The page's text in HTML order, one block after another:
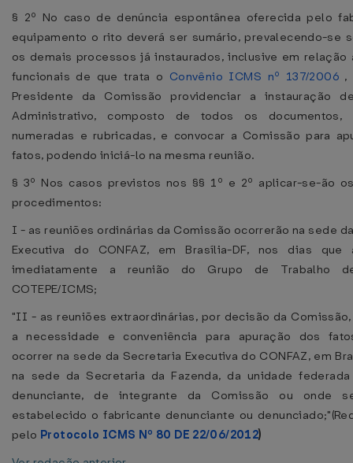
§ 2º No caso de denúncia espontânea oferecida pelo
equipamento o rito deverá ser sumário, prevalecendo-se
os demais processos já instaurados, inclusive em relação
funcionais de que trata o Convênio ICMS nº 137/2006,
Presidente da Comissão providenciar a instauração
Administrativo, composto de todos os documentos,
numeradas e rubricadas, e convocar a Comissão para
fatos, podendo iniciá-lo na mesma reunião.
§ 3º Nos casos previstos nos §§ 1º e 2º aplicar-se-ão
procedimentos:
I - as reuniões ordinárias da Comissão ocorrerão na sede
Executiva do CONFAZ, em Brasília-DF, nos dias que
imediatamente a reunião do Grupo de Trabalho
COTEPE/ICMS;
"II - as reuniões extraordinárias, por decisão da
a necessidade e conveniência para apuração dos
ocorrer na sede da Secretaria Executiva do CONFAZ, em
na sede da Secretaria da Fazenda, da unidade
denunciante, de integrante da Comissão ou onde
estabelecido o fabricante denunciante ou
pelo Protocolo ICMS Nº 80 DE 22/06/2012)